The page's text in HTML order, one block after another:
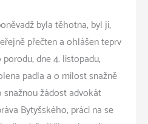
byla těhotna, byl jí,
přečten a ohlášen teprv
dne 4. listopadu,
padla a o milost snažně
žádost advokát
Bytyšského, práci na se